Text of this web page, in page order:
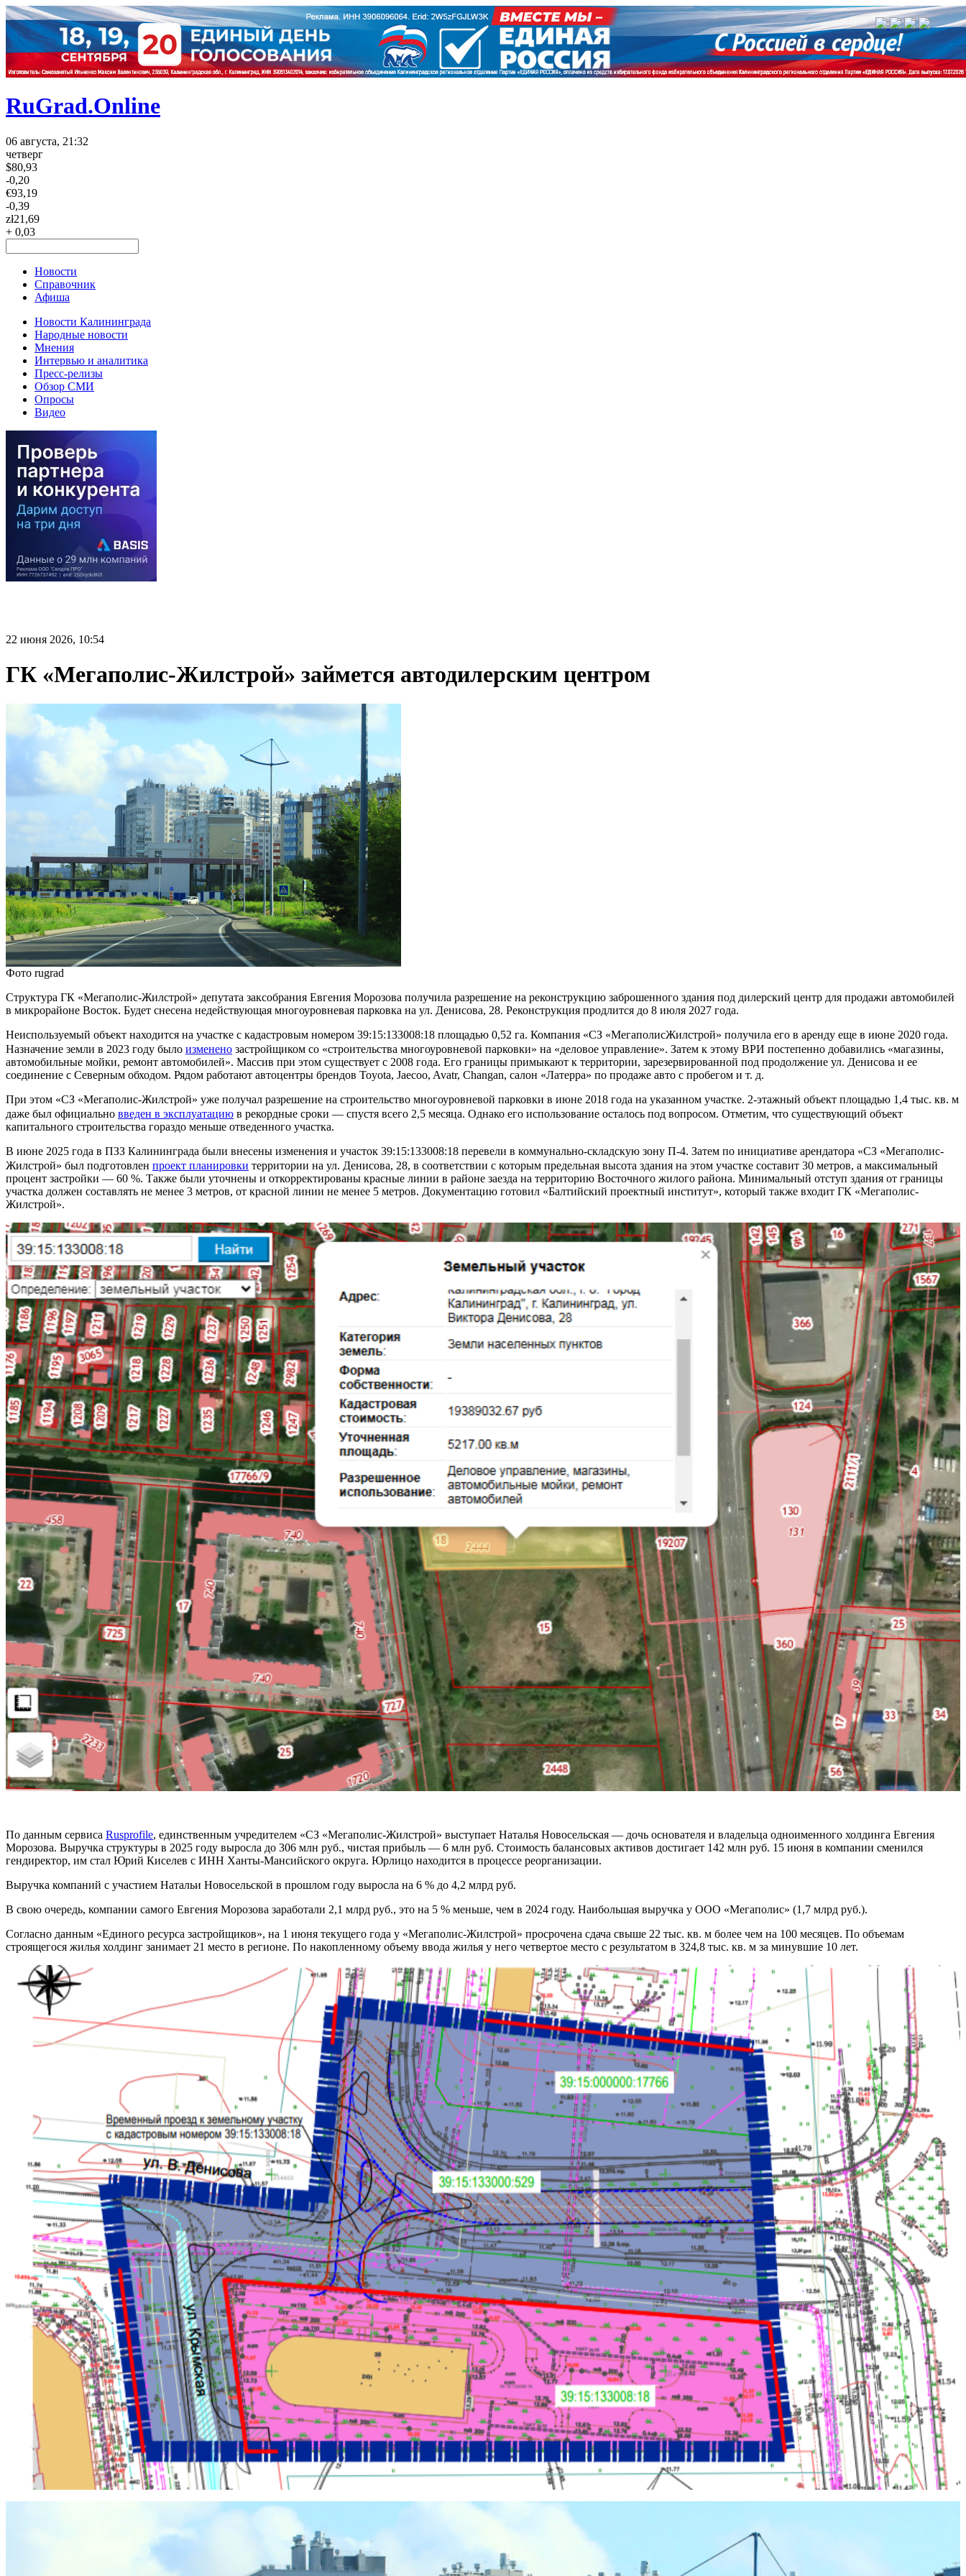
RuGrad.Online
06 августа, 21:32
четверг
$80,93
-0,20
€93,19
-0,39
zł21,69
+ 0,03
Новости
Справочник
Афиша
Новости Калининграда
Народные новости
Мнения
Интервью и аналитика
Пресс-релизы
Обзор СМИ
Опросы
Видео
22 июня 2026, 10:54
ГК «Мегаполис-Жилстрой» займется автодилерским центром
Фото rugrad
Структура ГК «Мегаполис-Жилстрой» депутата заксобрания Евгения Морозова получила разрешение на реконструкцию заброшенного здания под дилерский центр для продажи автомобилей
в микрорайоне Восток. Будет снесена недействующая многоуровневая парковка на ул. Денисова, 28. Реконструкция продлится до 8 июля 2027 года.
Неиспользуемый объект находится на участке с кадастровым номером 39:15:133008:18 площадью 0,52 га. Компания «СЗ «МегаполисЖилстрой» получила его в аренду еще в июне 2020 года.
Назначение земли в 2023 году было изменено застройщиком со «строительства многоуровневой парковки» на «деловое управление». Затем к этому ВРИ постепенно добавились «магазины,
автомобильные мойки, ремонт автомобилей». Массив при этом существует с 2008 года. Его границы примыкают к территории, зарезервированной под продолжение ул. Денисова и ее
соединение с Северным обходом. Рядом работают автоцентры брендов Toyota, Jaecoo, Avatr, Changan, салон «Латерра» по продаже авто с пробегом и т. д.
При этом «СЗ «Мегаполис-Жилстрой» уже получал разрешение на строительство многоуровневой парковки в июне 2018 года на указанном участке. 2-этажный объект площадью 1,4 тыс. кв. м
даже был официально введен в эксплуатацию в рекордные сроки — спустя всего 2,5 месяца. Однако его использование осталось под вопросом. Отметим, что существующий объект
капитального строительства гораздо меньше отведенного участка.
В июне 2025 года в ПЗЗ Калининграда были внесены изменения и участок 39:15:133008:18 перевели в коммунально-складскую зону П-4. Затем по инициативе арендатора «СЗ «Мегаполис-
Жилстрой» был подготовлен проект планировки территории на ул. Денисова, 28, в соответствии с которым предельная высота здания на этом участке составит 30 метров, а максимальный
процент застройки — 60 %. Также были уточнены и откорректированы красные линии в районе заезда на территорию Восточного жилого района. Минимальный отступ здания от границы
участка должен составлять не менее 3 метров, от красной линии не менее 5 метров. Документацию готовил «Балтийский проектный институт», который также входит ГК «Мегаполис-
Жилстрой».
По данным сервиса Rusprofile, единственным учредителем «СЗ «Мегаполис-Жилстрой» выступает Наталья Новосельская — дочь основателя и владельца одноименного холдинга Евгения
Морозова. Выручка структуры в 2025 году выросла до 306 млн руб., чистая прибыль — 6 млн руб. Стоимость балансовых активов достигает 142 млн руб. 15 июня в компании сменился
гендиректор, им стал Юрий Киселев с ИНН Ханты-Мансийского округа. Юрлицо находится в процессе реорганизации.
Выручка компаний с участием Натальи Новосельской в прошлом году выросла на 6 % до 4,2 млрд руб.
В свою очередь, компании самого Евгения Морозова заработали 2,1 млрд руб., это на 5 % меньше, чем в 2024 году. Наибольшая выручка у ООО «Мегаполис» (1,7 млрд руб.).
Согласно данным «Единого ресурса застройщиков», на 1 июня текущего года у «Мегаполис-Жилстрой» просрочена сдача свыше 22 тыс. кв. м более чем на 100 месяцев. По объемам
строящегося жилья холдинг занимает 21 место в регионе. По накопленному объему ввода жилья у него четвертое место с результатом в 324,8 тыс. кв. м за минувшие 10 лет.